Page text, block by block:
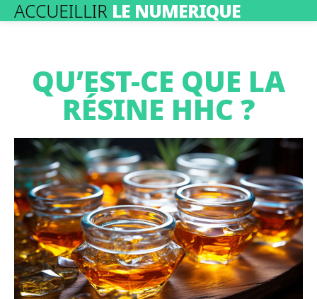
ACCUEILLIR LE NUMERIQUE
QU’EST-CE QUE LA
RÉSINE HHC ?